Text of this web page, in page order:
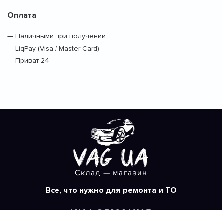
Оплата
— Наличными при получении
— LiqPay (Visa / Master Card)
— Приват 24
Все, что нужно для ремонта и ТО